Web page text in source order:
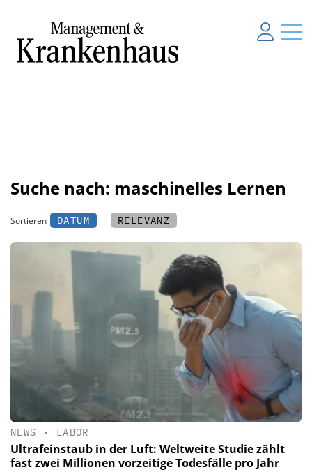
Suche nach: maschinelles Lernen
Sortieren DATUM RELEVANZ
NEWS • LABOR
Ultrafeinstaub in der Luft: Weltweite Studie zählt
fast zwei Millionen vorzeitige Todesfälle pro Jahr